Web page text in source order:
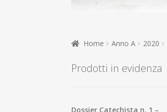
Home Anno A 2020
Prodotti in evidenza
Dossier Catechista n. 1 –